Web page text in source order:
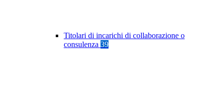
Titolari di incarichi di collaborazione o
consulenza 39